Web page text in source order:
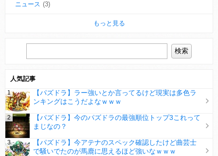
ニュース (3)
もっと見る
人気記事
【パズドラ】ラー強いとか言ってるけど現実は多色ラ
ンキングはこうだよなｗｗｗ
【パズドラ】今のパズドラの最強順位トップ3これって
まじなの？
【パズドラ】今アテナのスペック確認したけど曲芸士
で騒いでたのが馬鹿に思えるほど強いなｗｗｗ